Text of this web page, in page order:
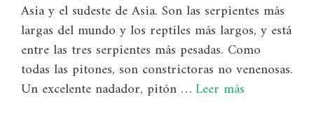
Asia y el sudeste de Asia. Son las serpientes más
largas del mundo y los reptiles más largos, y está
entre las tres serpientes más pesadas. Como
todas las pitones, son constrictoras no venenosas.
Un excelente nadador, pitón …Leer más